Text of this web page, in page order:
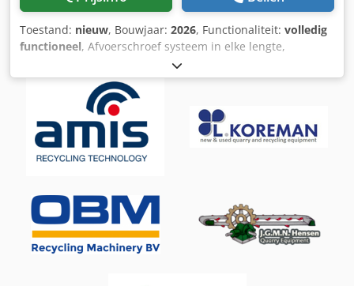
Toestand: nieuw, Bouwjaar: 2026, Functionaliteit: volledig
functioneel, Afvoerschroef systeem in elke lengte,
diameter, etc, afgestemd op uw wensen en
benodigdheden natuurlijk ook los te leveren. Dodst Iwt
Uspfx Akrsck reacties of vragen ? graag met volledige
naam, firma naam en telefoon nummer.